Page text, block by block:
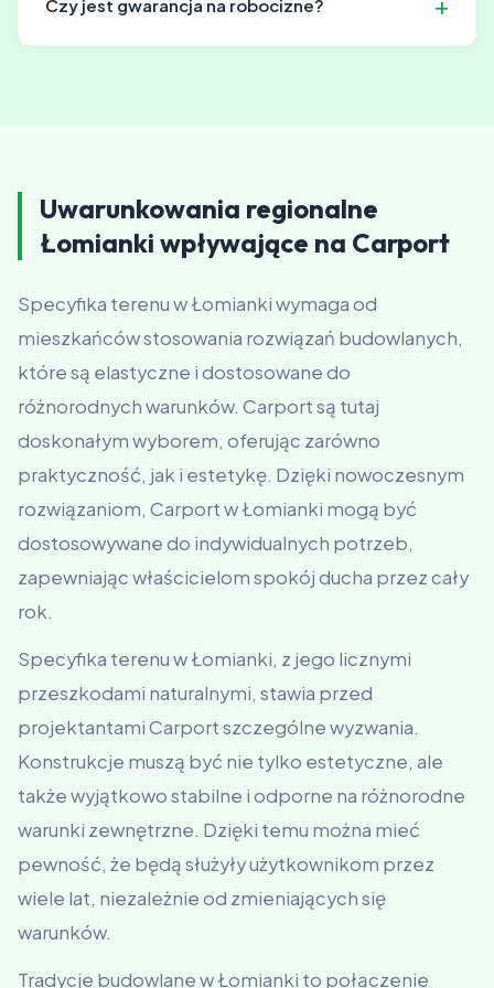
oryginalnych lub równoważnych o potwierdzonych
Czy jest gwarancja na robocizne?
Uwarunkowania regionalne
Łomianki wpływające na Carport
Specyfika terenu w Łomianki wymaga od
mieszkańców stosowania rozwiązań budowlanych,
które są elastyczne i dostosowane do
różnorodnych warunków. Carport są tutaj
doskonałym wyborem, oferując zarówno
praktyczność, jak i estetykę. Dzięki nowoczesnym
rozwiązaniom, Carport w Łomianki mogą być
dostosowywane do indywidualnych potrzeb,
zapewniając właścicielom spokój ducha przez cały
rok.
Specyfika terenu w Łomianki, z jego licznymi
przeszkodami naturalnymi, stawia przed
projektantami Carport szczególne wyzwania.
Konstrukcje muszą być nie tylko estetyczne, ale
także wyjątkowo stabilne i odporne na różnorodne
warunki zewnętrzne. Dzięki temu można mieć
pewność, że będą służyły użytkownikom przez
wiele lat, niezależnie od zmieniających się
warunków.
Tradycje budowlane w Łomianki to połączenie